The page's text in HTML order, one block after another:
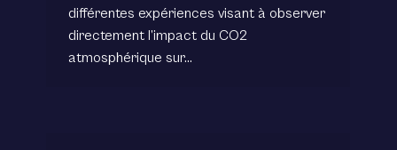
différentes expériences visant à observer
directement l’impact du CO2
atmosphérique sur…